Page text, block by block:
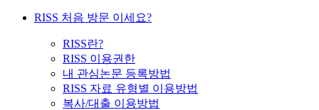
RISS 처음 방문 이세요?
RISS란?
RISS 이용권한
내 관심논문 등록방법
RISS 자료 유형별 이용방법
복사/대출 이용방법